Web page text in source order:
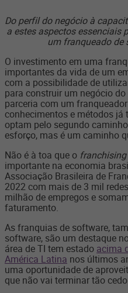
Do perfil do negócio à
a estes aspectos essenciais
um franqueado de
O investimento em uma
importantes da vida de um
com a possibilidade de
para construir um negócio
parceria com um
conhecimentos e métodos
optam pelo segundo
esforço, mas é um caminho
Não é à toa que o franchising
importante na economia
Associação Brasileira de
2022 com mais de 3 mil
milhão de empregos e
faturamento.
As franquias de software,
software, são um destaque
área de TI tem estado acima
América Latina nos últimos
uma oportunidade de
que não vai terminar tão